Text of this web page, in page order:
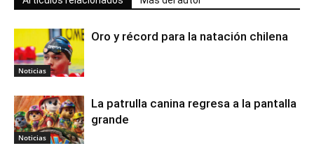
Noticias
Oro y récord para la natación chilena
Noticias
La patrulla canina regresa a la pantalla
grande